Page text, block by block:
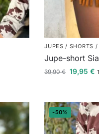
JUPES / SHORTS /
Jupe-short
39,90€ 19,95€
-50%